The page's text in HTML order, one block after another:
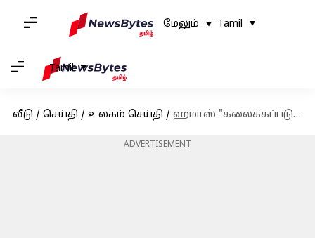
மேலும் Tamil
Tamil
வீடு / செய்தி / உலகம் செய்தி / ஹமாஸ் "கலைக்கப்படும் தருவாயில்" இருப்பதாகக் இஸ்ரேல் அறிவிப்பு
ADVERTISEMENT